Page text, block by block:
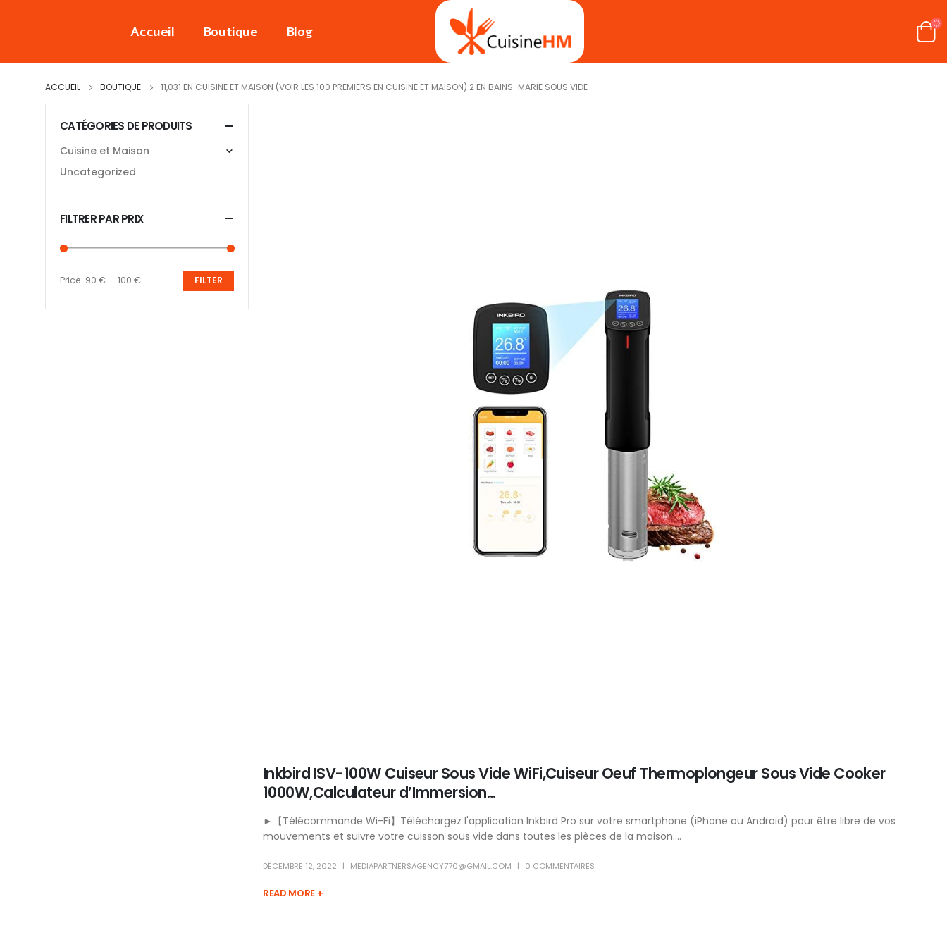
Accueil Boutique Blog
ACCUEIL BOUTIQUE 11,031 EN CUISINE ET MAISON (VOIR LES 100 PREMIERS EN CUISINE ET MAISON) 2 EN BAINS-MARIE SOUS VIDE
Inkbird ISV-100W Cuiseur Sous Vide WiFi,Cuiseur Oeuf Thermoplongeur Sous Vide Cooker
1000W,Calculateur d’Immersion…
►【Télécommande Wi-Fi】Téléchargez l'application Inkbird Pro sur votre smartphone (iPhone ou Android) pour être libre de vos
mouvements et suivre votre cuisson sous vide dans toutes les pièces de la maison....
DÉCEMBRE 12, 2022 MEDIAPARTNERSAGENCY770@GMAIL.COM 0 COMMENTAIRES
READ MORE +
CATÉGORIES DE PRODUITS
Cuisine et Maison
Uncategorized
FILTRER PAR PRIX
FILTER
Price: 90 € — 100 €